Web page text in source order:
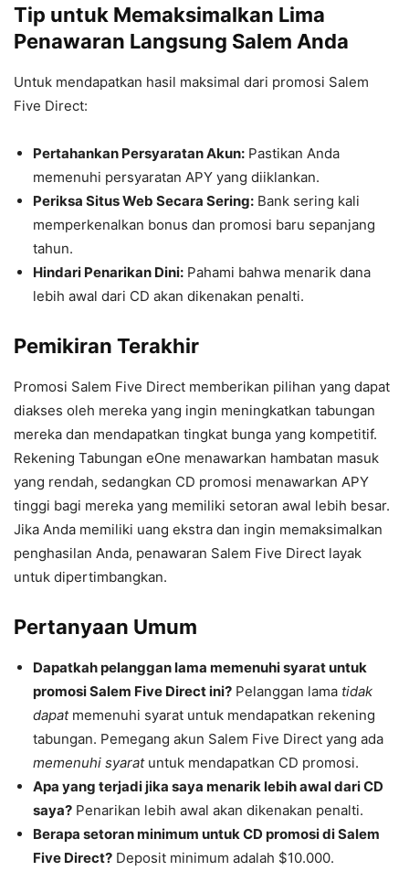
Tip untuk Memaksimalkan Lima
Penawaran Langsung Salem Anda
Untuk mendapatkan hasil maksimal dari promosi Salem
Five Direct:
Pertahankan Persyaratan Akun: Pastikan Anda
memenuhi persyaratan APY yang diiklankan.
Periksa Situs Web Secara Sering: Bank sering kali
memperkenalkan bonus dan promosi baru sepanjang
tahun.
Hindari Penarikan Dini: Pahami bahwa menarik dana
lebih awal dari CD akan dikenakan penalti.
Pemikiran Terakhir
Promosi Salem Five Direct memberikan pilihan yang dapat
diakses oleh mereka yang ingin meningkatkan tabungan
mereka dan mendapatkan tingkat bunga yang kompetitif.
Rekening Tabungan eOne menawarkan hambatan masuk
yang rendah, sedangkan CD promosi menawarkan APY
tinggi bagi mereka yang memiliki setoran awal lebih besar.
Jika Anda memiliki uang ekstra dan ingin memaksimalkan
penghasilan Anda, penawaran Salem Five Direct layak
untuk dipertimbangkan.
Pertanyaan Umum
Dapatkah pelanggan lama memenuhi syarat untuk
promosi Salem Five Direct ini? Pelanggan lama tidak
dapatmemenuhi syarat untuk mendapatkan rekening
tabungan. Pemegang akun Salem Five Direct yang ada
memenuhi syaratuntuk mendapatkan CD promosi.
Apa yang terjadi jika saya menarik lebih awal dari CD
saya? Penarikan lebih awal akan dikenakan penalti.
Berapa setoran minimum untuk CD promosi di Salem
Five Direct? Deposit minimum adalah $10.000.